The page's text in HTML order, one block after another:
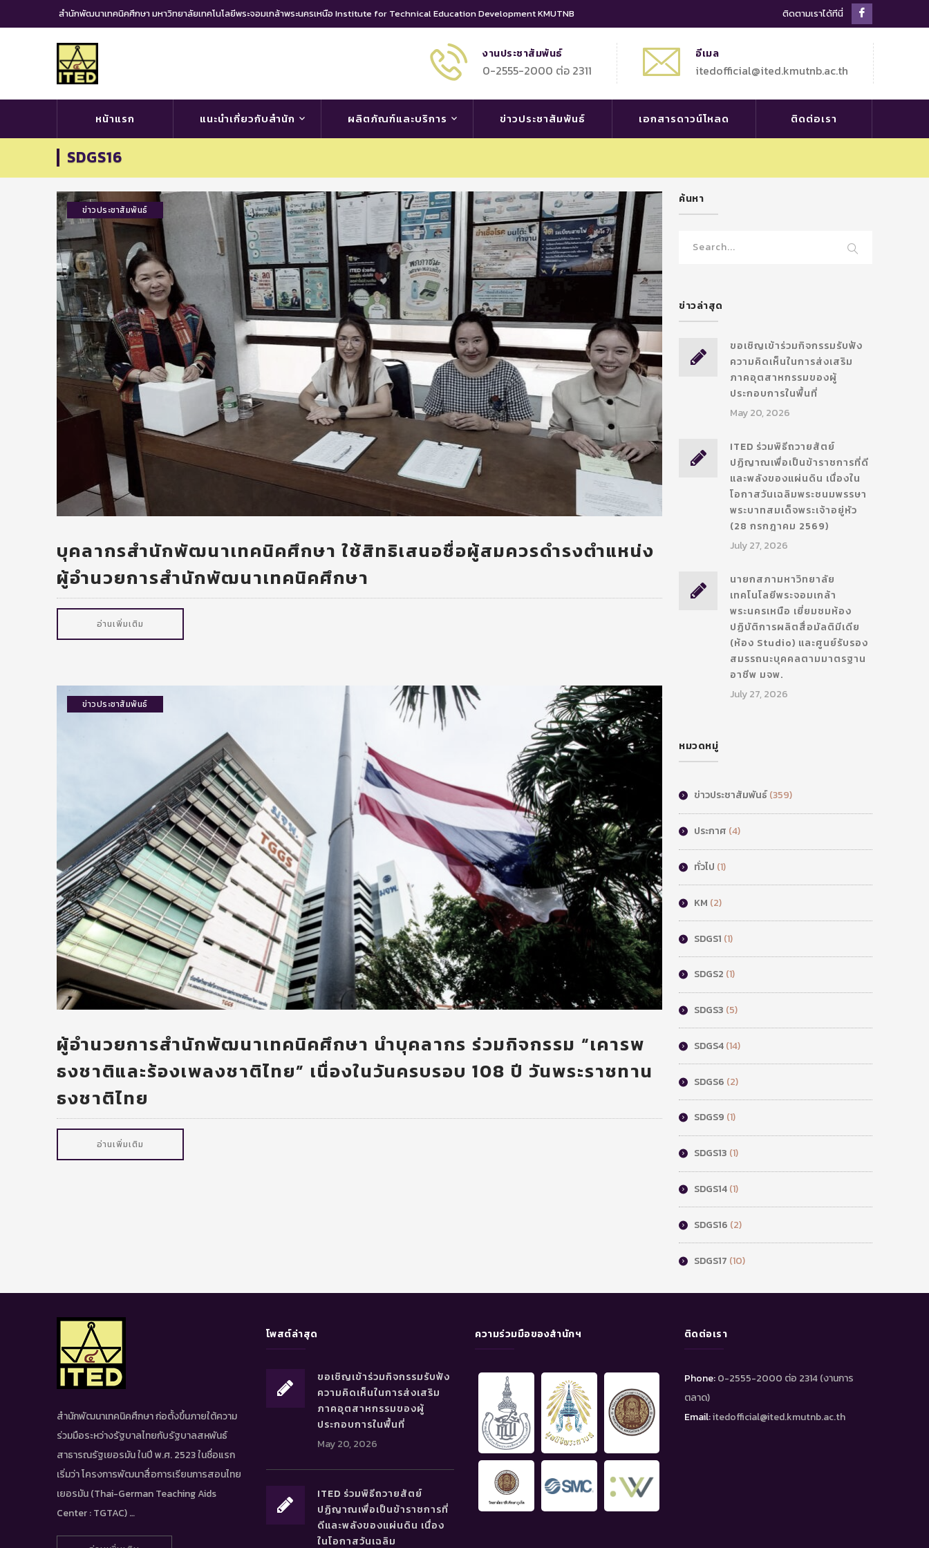
สำนักพัฒนาเทคนิคศึกษา มหาวิทยาลัยเทคโนโลยีพระจอมเกล้าพระนครเหนือ Institute for Technical Education Development KMUTNB ติดตามเราได้ทีนี่
งานประชาสัมพันธ์
0-2555-2000 ต่อ 2311
อีเมล
itedofficial@ited.kmutnb.ac.th
หน้าแรก แนะนำเกี่ยวกับสำนัก ผลิตภัณฑ์และบริการ ข่าวประชาสัมพันธ์ เอกสารดาวน์โหลด ติดต่อเรา
SDGS16
ข่าวประชาสัมพันธ์
บุคลากรสำนักพัฒนาเทคนิคศึกษา ใช้สิทธิเสนอชื่อผู้สมควรดำรงตำแหน่ง
ผู้อำนวยการสำนักพัฒนาเทคนิคศึกษา
อ่านเพิ่มเติม
ข่าวประชาสัมพันธ์
ผู้อำนวยการสำนักพัฒนาเทคนิคศึกษา นำบุคลากร ร่วมกิจกรรม “เคารพ
ธงชาติและร้องเพลงชาติไทย” เนื่องในวันครบรอบ 108 ปี วันพระราชทาน
ธงชาติไทย
อ่านเพิ่มเติม
ค้นหา
ข่าวล่าสุด
ขอเชิญเข้าร่วมกิจกรรมรับฟัง
ความคิดเห็นในการส่งเสริม
ภาคอุตสาหกรรมของผู้
ประกอบการในพื้นที่
May 20, 2026
ITED ร่วมพิธีถวายสัตย์
ปฏิญาณเพื่อเป็นข้าราชการที่ดี
และพลังของแผ่นดิน เนื่องใน
โอกาสวันเฉลิมพระชนมพรรษา
พระบาทสมเด็จพระเจ้าอยู่หัว
(28 กรกฎาคม 2569)
July 27, 2026
นายกสภามหาวิทยาลัย
เทคโนโลยีพระจอมเกล้า
พระนครเหนือ เยี่ยมชมห้อง
ปฏิบัติการผลิตสื่อมัลติมีเดีย
(ห้อง Studio) และศูนย์รับรอง
สมรรถนะบุคคลตามมาตรฐาน
อาชีพ มจพ.
July 27, 2026
หมวดหมู่
ข่าวประชาสัมพันธ์(359)
ประกาศ (4)
ทั่วไป (1)
KM (2)
SDGS1 (1)
SDGS2 (1)
SDGS3 (5)
SDGS4(14)
SDGS6 (2)
SDGS9 (1)
SDGS13 (1)
SDGS14(1)
SDGS16 (2)
SDGS17 (10)
สำนักพัฒนาเทคนิคศึกษา ก่อตั้งขึ้นภายใต้ความ
ร่วมมือระหว่างรัฐบาลไทยกับรัฐบาลสหพันธ์
สาธารณรัฐเยอรมัน ในปี พ.ศ. 2523 ในชื่อแรก
เริ่มว่า โครงการพัฒนาสื่อการเรียนการสอนไทย
เยอรมัน (Thai-German Teaching Aids
Center : TGTAC) …
โพสต์ล่าสุด
ขอเชิญเข้าร่วมกิจกรรมรับฟัง
ความคิดเห็นในการส่งเสริม
ภาคอุตสาหกรรมของผู้
ประกอบการในพื้นที่
May 20, 2026
ITED ร่วมพิธีถวายสัตย์
ปฏิญาณเพื่อเป็นข้าราชการที่
ดีและพลังของแผ่นดิน เนื่อง
ในโอกาสวันเฉลิม
ความร่วมมือของสำนักฯ ติดต่อเรา
Phone:0-2555-2000 ต่อ 2314 (งานการ
ตลาด)
Email:itedofficial@ited.kmutnb.ac.th